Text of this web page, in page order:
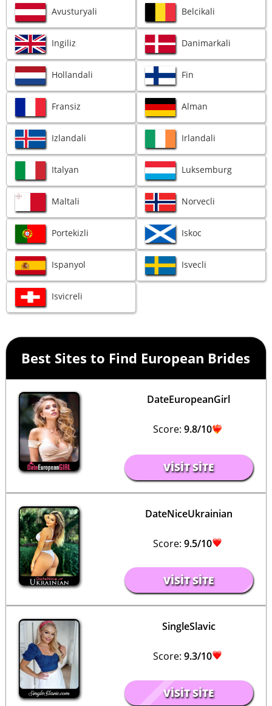
Avusturyali Belcikali
Ingiliz Danimarkali
Hollandali Fin
Fransiz Alman
Izlandali Irlandali
Italyan Luksemburg
Maltali Norvecli
Portekizli Iskoc
Ispanyol Isvecli
Isvicreli
Best Sites to Find European Brides
DateEuropeanGirl
Score: 9.8/10
VISIT SITE
DateNiceUkrainian
Score: 9.5/10
VISIT SITE
SingleSlavic
Score: 9.3/10
VISIT SITE